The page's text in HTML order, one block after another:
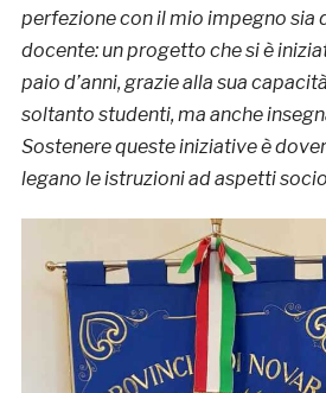
perfezione con il mio impegno sia
docente: un progetto che si è
paio d’anni, grazie alla sua
soltanto studenti, ma anche
Sostenere queste iniziative è
legano le istruzioni ad aspetti